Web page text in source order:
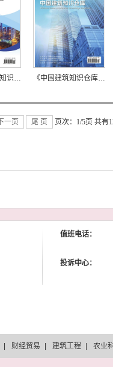
《中国城市规划知识仓库》（在线投稿） 《中国建筑知识仓库》（在线投稿）
下一页 尾 页 页次：1/5页 共有
值班电话：
投诉中心：
财经贸易 建筑工程 农业